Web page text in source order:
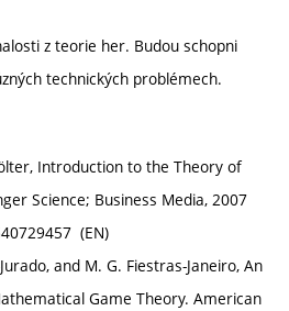
z teorie her. Budou schopni
technických problémech.
Introduction to the Theory of
Science; Business Media, 2007
(EN)
and M. G. Fiestras-Janeiro, An
Game Theory. American